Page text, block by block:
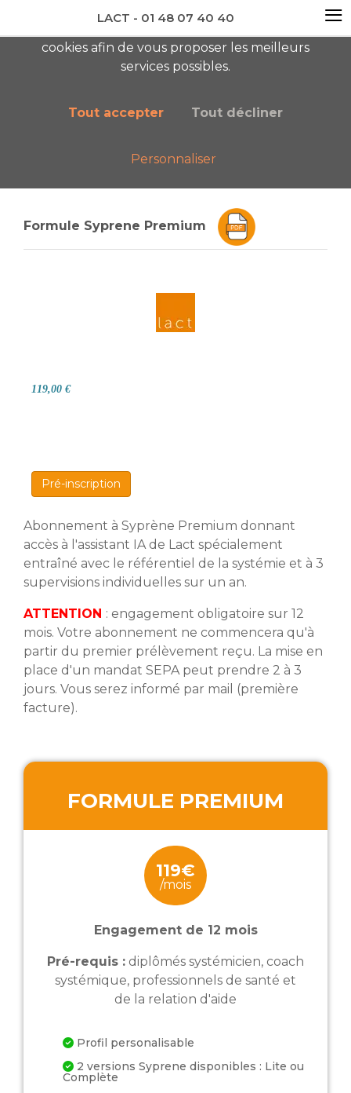
newsletter AC
Boutique
Catalogue général
Formule Syprene Premium
119,00 €
Pré-inscription
Abonnement à Syprène Premium donnant
accès à l'assistant IA de Lact spécialement
entraîné avec le référentiel de la systémie et à 3
supervisions individuelles sur un an.
ATTENTION : engagement obligatoire sur 12
mois. Votre abonnement ne commencera qu'à
partir du premier prélèvement reçu. La mise en
place d'un mandat SEPA peut prendre 2 à 3
jours. Vous serez informé par mail (première
facture).
FORMULE PREMIUM
119€
/mois
Engagement de 12 mois
Pré-requis : diplômés systémicien, coach
systémique, professionnels de santé et
de la relation d'aide
Profil personalisable
2 versions Syprene disponibles : Lite ou
Complète
cookies afin de vous proposer les meilleurs
services possibles.
Tout accepter Tout décliner
Personnaliser
LACT - 01 48 07 40 40 ≡